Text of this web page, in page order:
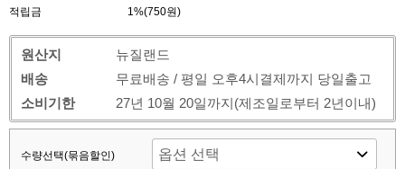
적립금 1%(750원)
원산지
뉴질랜드
배송
무료배송 / 평일 오후4시결제까지 당일출고
소비기한
27년 10월 20일까지(제조일로부터 2년이내)
수량선택(묶음할인)